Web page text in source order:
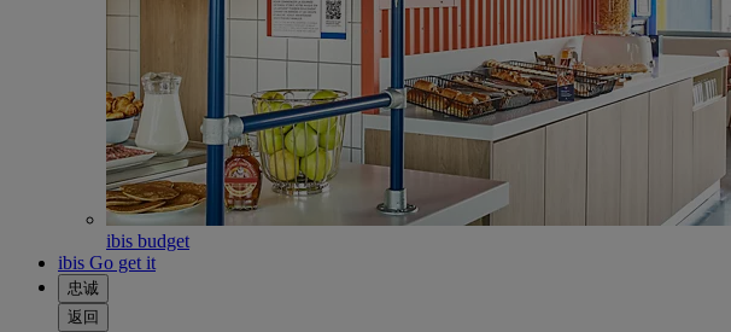
ibis budget
ibis Go get it
忠诚
返回